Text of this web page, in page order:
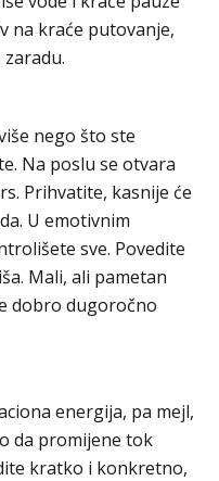
na kraće putovanje,
nego što ste
Na poslu se otvara
Prihvatite, kasnije će
U emotivnim
sve. Povedite
Mali, ali pametan
dobro dugoročno
energija, pa mejl,
da promijene tok
kratko i konkretno,